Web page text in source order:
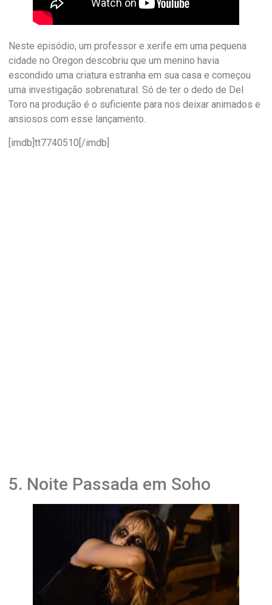
Neste episódio, um professor e xerife em uma pequena
cidade no Oregon descobriu que um menino havia
escondido uma criatura estranha em sua casa e começou
uma investigação sobrenatural. Só de ter o dedo de Del
Toro na produção é o suficiente para nos deixar animados e
ansiosos com esse lançamento.
[imdb]tt7740510[/imdb]
5. Noite Passada em Soho